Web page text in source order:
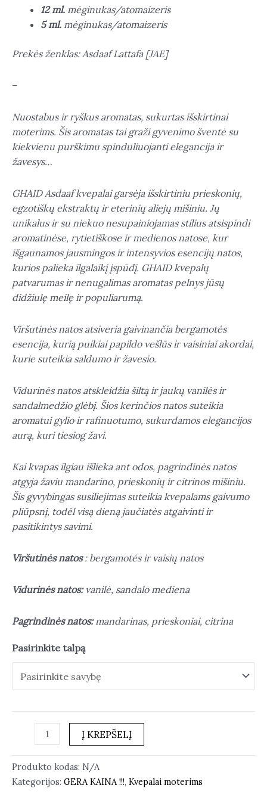
12 ml. mėginukas/atomaizeris
5 ml. mėginukas/atomaizeris
Prekės ženklas: Asdaaf Lattafa [JAE]
–
Nuostabus ir ryškus aromatas, sukurtas išskirtinai
moterims. Šis aromatas tai graži gyvenimo šventė su
kiekvienu purškimu spinduliuojanti elegancija ir
žavesys…
GHAID Asdaaf kvepalai garsėja išskirtiniu prieskonių,
egzotiškų ekstraktų ir eterinių aliejų mišiniu. Jų
unikalus ir su niekuo nesupainiojamas stilius atsispindi
aromatinėse, rytietiškose ir medienos natose, kur
išgaunamos jausmingos ir intensyvios esencijų natos,
kurios palieka ilgalaikį įspūdį. GHAID kvepalų
patvarumas ir nenugalimas aromatas pelnys jūsų
didžiulę meilę ir populiarumą.
Viršutinės natos atsiveria gaivinančia bergamotės
esencija, kurią puikiai papildo vešlūs ir vaisiniai akordai,
kurie suteikia saldumo ir žavesio.
Vidurinės natos atskleidžia šiltą ir jaukų vanilės ir
sandalmedžio glėbį. Šios kerinčios natos suteikia
aromatui gylio ir rafinuotumo, sukurdamos elegancijos
aurą, kuri tiesiog žavi.
Kai kvapas ilgiau išlieka ant odos, pagrindinės natos
atgyja žaviu mandarino, prieskonių ir citrinos mišiniu.
Šis gyvybingas susiliejimas suteikia kvepalams gaivumo
pliūpsnį, todėl visą dieną jaučiatės atgaivinti ir
pasitikintys savimi.
Viršutinės natos: bergamotės ir vaisių natos
Vidurinės natos:vanilė, sandalo mediena
Pagrindinės natos:mandarinas, prieskoniai, citrina
Pasirinkite talpą
Į KREPŠELĮ
Produkto kodas: N/A
Kategorijos: GERA KAINA !!!, Kvepalai moterims